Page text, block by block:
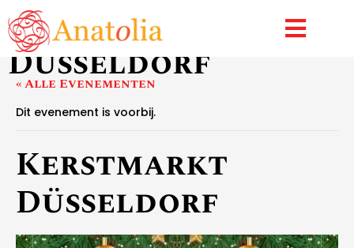
Kerstmarkt
Düsseldorf
« Alle Evenementen
Dit evenement is voorbij.
Kerstmarkt
Düsseldorf